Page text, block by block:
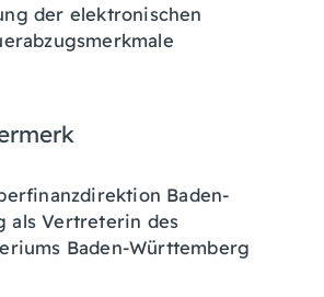
der elektronischen
Baden-
als Vertreterin des
Baden-Württemberg